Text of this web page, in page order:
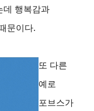
데 행복감과
문이다.
또 다른
예로
포브스가